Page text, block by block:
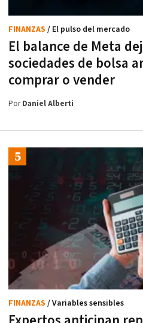
El balance de Meta
sociedades de bolsa
comprar o vender
FINANZAS / El pulso del mercado
PorDaniel Alberti
FINANZAS / Variables sensibles